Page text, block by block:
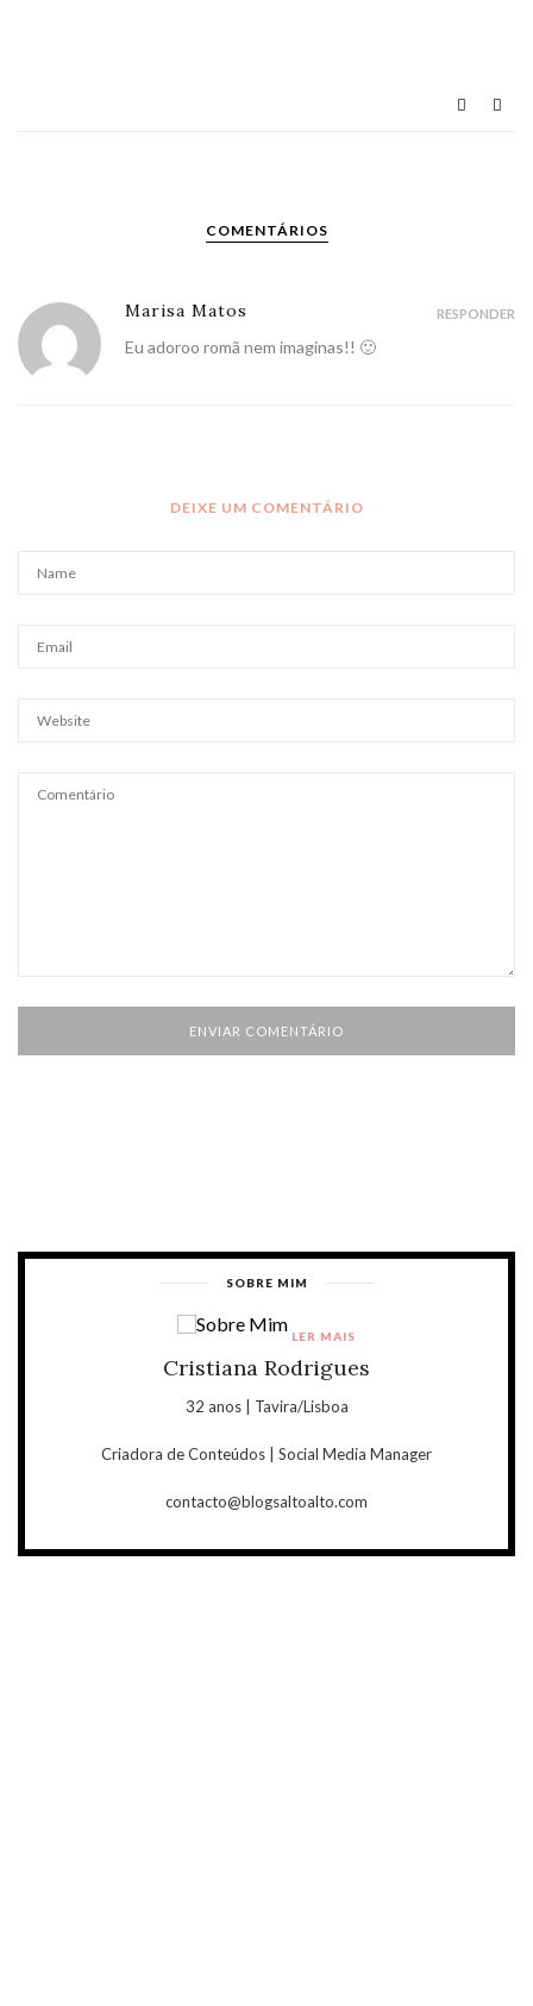
COMENTÁRIOS
Marisa Matos
Eu adoroo romã nem imaginas!! 🙂
RESPONDER
DEIXE UM COMENTÁRIO
SOBRE MIM
Cristiana Rodrigues
32 anos | Tavira/Lisboa
Criadora de Conteúdos | Social Media Manager
contacto@blogsaltoalto.com
LER MAIS